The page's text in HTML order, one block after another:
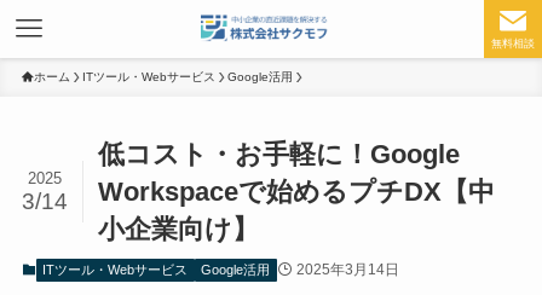
無料相談
ホーム ITツール・Webサービス Google活用
低コスト・お手軽に！Google
Workspaceで始めるプチDX【中
小企業向け】
2025
3/14
ITツール・Webサービス Google活用 2025年3月14日